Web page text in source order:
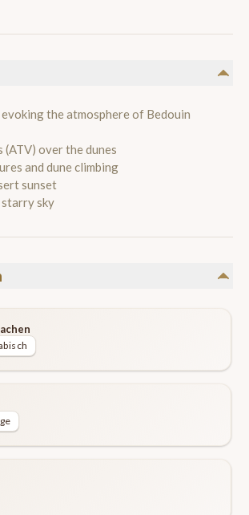
the atmosphere of Bedouin
(ATV) over the dunes
and dune climbing
sunset
starry sky